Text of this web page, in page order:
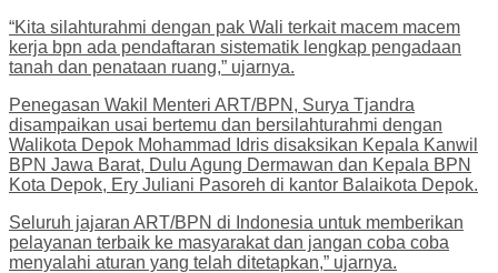
“Kita silahturahmi dengan pak Wali terkait macem macem
kerja bpn ada pendaftaran sistematik lengkap pengadaan
tanah dan penataan ruang,” ujarnya.
Penegasan Wakil Menteri ART/BPN, Surya Tjandra
disampaikan usai bertemu dan bersilahturahmi dengan
Walikota Depok Mohammad Idris disaksikan Kepala Kanwil
BPN Jawa Barat, Dulu Agung Dermawan dan Kepala BPN
Kota Depok, Ery Juliani Pasoreh di kantor Balaikota Depok.
Seluruh jajaran ART/BPN di Indonesia untuk memberikan
pelayanan terbaik ke masyarakat dan jangan coba coba
menyalahi aturan yang telah ditetapkan,” ujarnya.